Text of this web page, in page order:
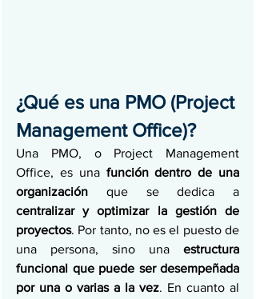
¿Qué es una PMO (Project
Management Office)?
Una PMO, o Project Management
Office, es una función dentro de una
organización
centralizar y optimizar la gestión de
proyectos. Por tanto, no es el puesto de
una persona, sino una estructura
funcional que puede ser desempeñada
por una o varias a la vez. En cuanto al